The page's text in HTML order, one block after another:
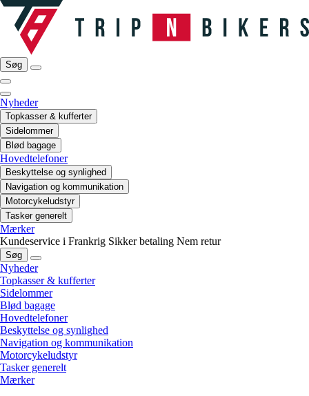
Søg
Nyheder
Topkasser & kufferter
Sidelommer
Blød bagage
Hovedtelefoner
Beskyttelse og synlighed
Navigation og kommunikation
Motorcykeludstyr
Tasker generelt
Mærker
Kundeservice i Frankrig Sikker betaling Nem retur
Søg
Nyheder
Topkasser & kufferter
Sidelommer
Blød bagage
Hovedtelefoner
Beskyttelse og synlighed
Navigation og kommunikation
Motorcykeludstyr
Tasker generelt
Mærker